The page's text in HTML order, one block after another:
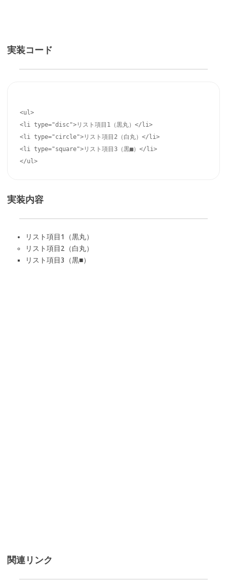
実装コード
<ul>
<li type="disc">リスト項目1（黒丸）</li>
<li type="circle">リスト項目2（白丸）</li>
<li type="square">リスト項目3（黒■）</li>
実装内容
リスト項目1（黒丸）
リスト項目2（白丸）
リスト項目3（黒■）
関連リンク